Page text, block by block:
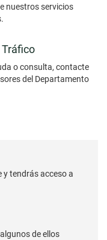
nuestros servicios
o consulta, contacte
del Departamento
y tendrás acceso a
de ellos